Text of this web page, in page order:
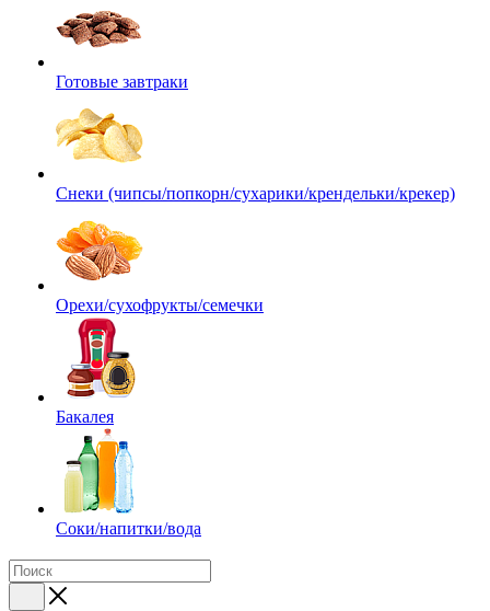
Готовые завтраки
Снеки (чипсы/попкорн/сухарики/крендельки/крекер)
Орехи/сухофрукты/семечки
Бакалея
Соки/напитки/вода